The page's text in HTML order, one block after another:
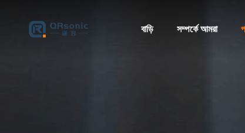
বাড়ি সম্পর্কে আমরা